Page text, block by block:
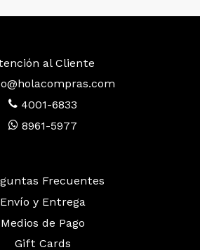
al Cliente
4001-6833
8961-5977
Frecuentes
Envío y Entrega
Medios de Pago
Gift Cards